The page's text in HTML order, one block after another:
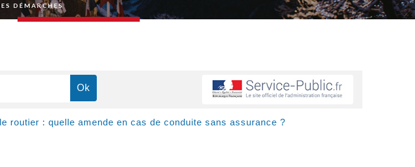
DÉMARCHES
routier : quelle amende en cas de conduite sans assurance ?